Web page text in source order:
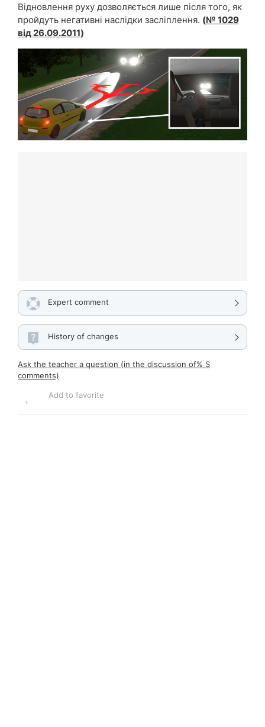
Відновлення руху дозволяється лише після того, як
пройдуть негативні наслідки засліплення. (№ 1029
від 26.09.2011)
Expert comment
History of changes
Ask the teacher a question (in the discussion of% S
comments)
Add to favorite